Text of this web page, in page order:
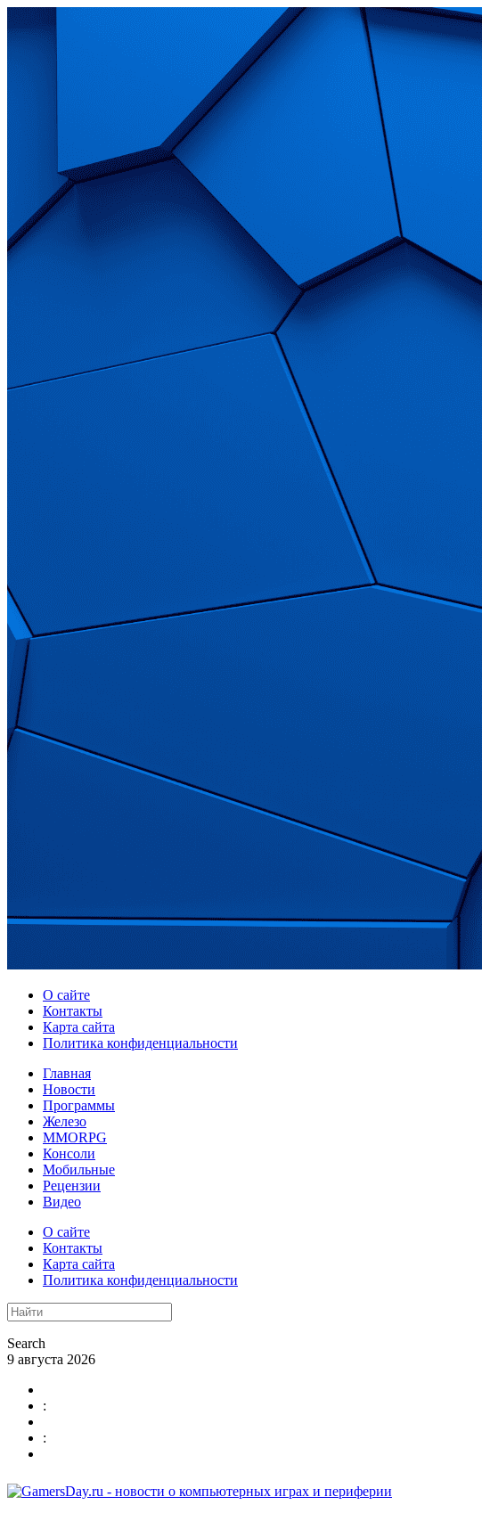
О сайте
Контакты
Карта сайта
Политика конфиденциальности
Главная
Новости
Программы
Железо
MMORPG
Консоли
Мобильные
Рецензии
Видео
О сайте
Контакты
Карта сайта
Политика конфиденциальности
Search
9 августа 2026
:
: